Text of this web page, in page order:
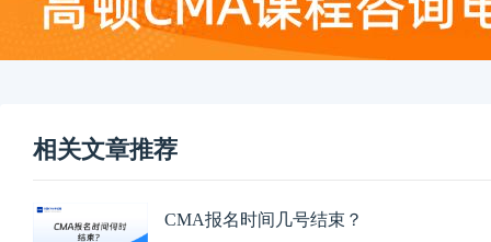
相关文章推荐
CMA报名时间几号结束？